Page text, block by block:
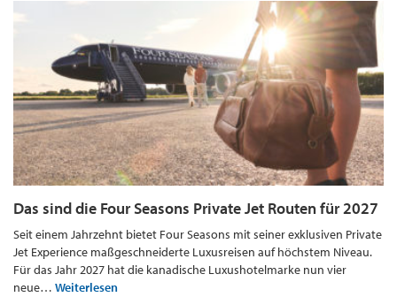
Das sind die Four Seasons Private Jet Routen für 2027
Seit einem Jahrzehnt bietet Four Seasons mit seiner exklusiven Private
Jet Experience maßgeschneiderte Luxusreisen auf höchstem Niveau.
Für das Jahr 2027 hat die kanadische Luxushotelmarke nun vier
neue… Weiterlesen